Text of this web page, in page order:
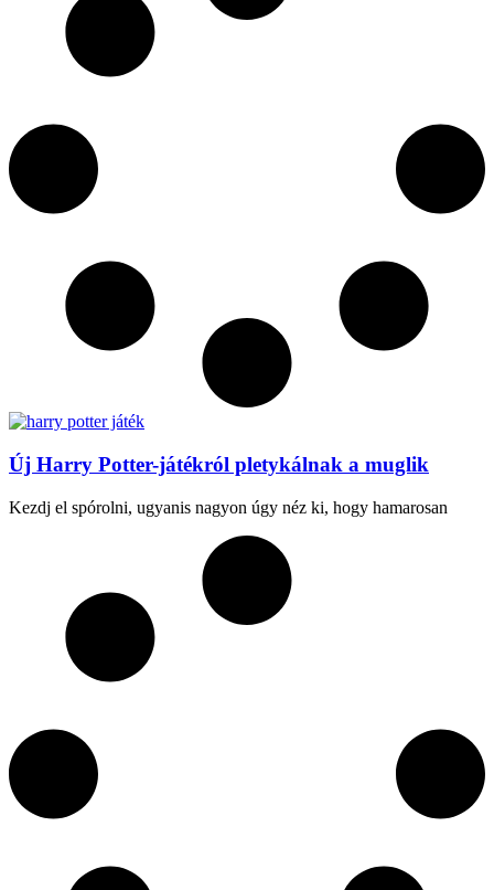
Új Harry Potter-játékról pletykálnak a muglik
Kezdj el spórolni, ugyanis nagyon úgy néz ki, hogy hamarosan